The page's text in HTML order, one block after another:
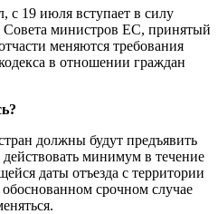
с 19 июля вступает в силу
Совета министров ЕС, принятый
меняются требования
в отношении граждан
должны будут предъявить
минимум в течение
даты отъезда с территории
срочном случае